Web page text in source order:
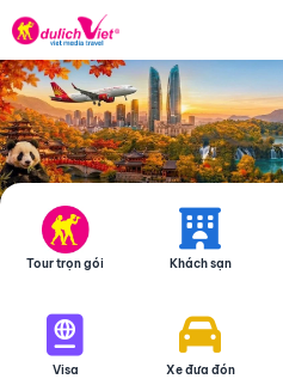
Tour trọn gói Khách sạn
Visa Xe đưa đón